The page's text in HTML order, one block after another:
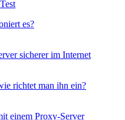
es?
richtet man ihn ein?